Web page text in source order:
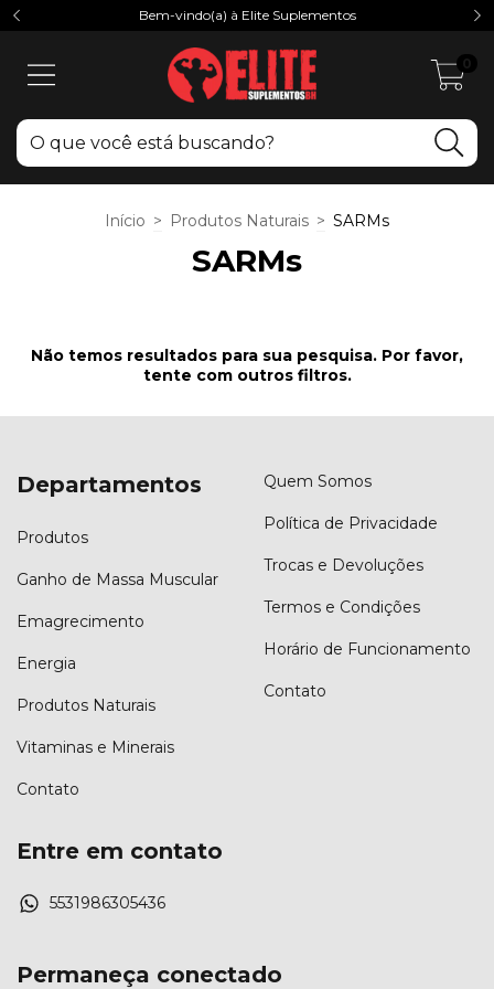
Bem-vindo(a) à Elite Suplementos
0
Início > Produtos Naturais > SARMs
SARMs
Não temos resultados para sua pesquisa. Por favor,
tente com outros filtros.
Departamentos
Produtos
Ganho de Massa Muscular
Emagrecimento
Energia
Produtos Naturais
Vitaminas e Minerais
Contato
Quem Somos
Política de Privacidade
Trocas e Devoluções
Termos e Condições
Horário de Funcionamento
Contato
Entre em contato
5531986305436
Permaneça conectado